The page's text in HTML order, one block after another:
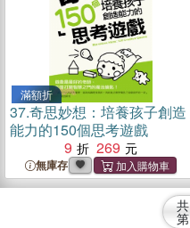
滿額折
37.奇思妙想：培養孩子創造
能力的150個思考遊戲
9
269
無庫存
共
第